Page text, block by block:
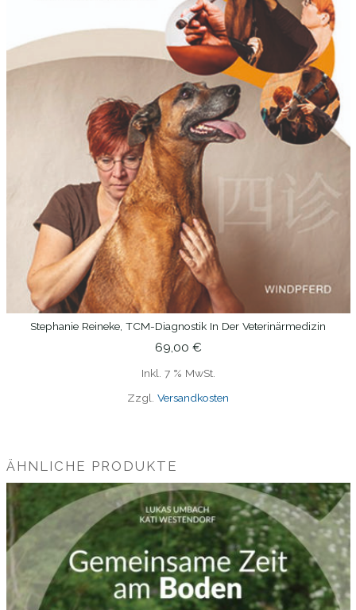
IN DEN WARENKORB
Stephanie Reineke, TCM-Diagnostik In Der Veterinärmedizin
69,00 €
Inkl. 7 % MwSt.
Zzgl. Versandkosten
ÄHNLICHE PRODUKTE